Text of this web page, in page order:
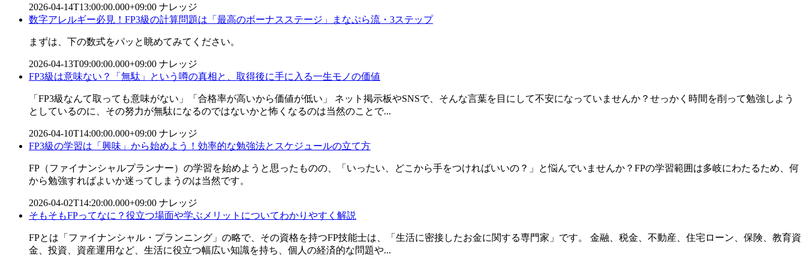
2026-04-14T13:00:00.000+09:00 ナレッジ
数字アレルギー必見！FP3級の計算問題は「最高のボーナスステージ」まなぷら流・3ステップ
まずは、下の数式をパッと眺めてみてください。
2026-04-13T09:00:00.000+09:00 ナレッジ
FP3級は意味ない？「無駄」という噂の真相と、取得後に手に入る一生モノの価値
「FP3級なんて取っても意味がない」「合格率が高いから価値が低い」 ネット掲示板やSNSで、そんな言葉を目にして不安になっていませんか？せっかく時間を削って勉強しよう
としているのに、その努力が無駄になるのではないかと怖くなるのは当然のことで...
2026-04-10T14:00:00.000+09:00 ナレッジ
FP3級の学習は「興味」から始めよう！効率的な勉強法とスケジュールの立て方
FP（ファイナンシャルプランナー）の学習を始めようと思ったものの、「いったい、どこから手をつければいいの？」と悩んでいませんか？FPの学習範囲は多岐にわたるため、何
から勉強すればよいか迷ってしまうのは当然です。
2026-04-02T14:20:00.000+09:00 ナレッジ
そもそもFPってなに？役立つ場面や学ぶメリットについてわかりやすく解説
FPとは「ファイナンシャル・プランニング」の略で、その資格を持つFP技能士は、「生活に密接したお金に関する専門家」です。 金融、税金、不動産、住宅ローン、保険、教育資
金、投資、資産運用など、生活に役立つ幅広い知識を持ち、個人の経済的な問題や...